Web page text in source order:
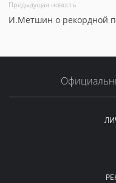
Предыдущая новость
И.Метшин о рекордной